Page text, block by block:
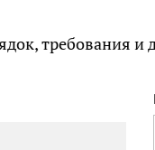
требования и